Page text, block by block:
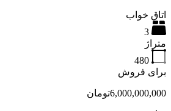
اتاق خواب
3
متراژ
480
برای فروش
6,000,000,000تومان